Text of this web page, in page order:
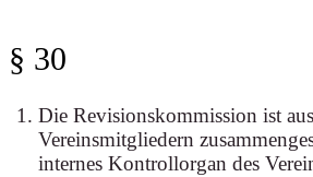
§ 30
Die Revisionskommission ist
Vereinsmitgliedern
internes Kontrollorgan des